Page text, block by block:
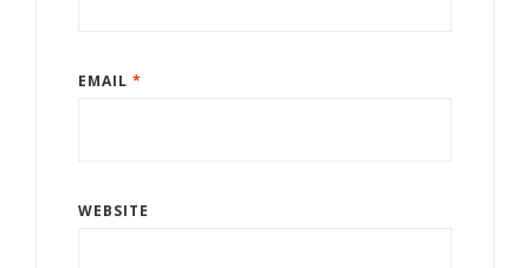
EMAIL *
WEBSITE